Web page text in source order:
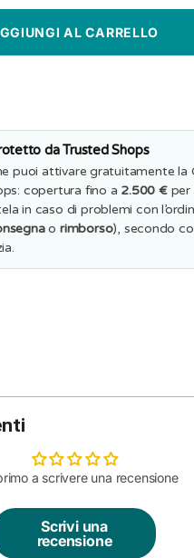
da Trusted Shops
puoi attivare gratuitamente la
copertura fino a 2.500 €per
in caso di problemi con
orimborso), secondo
a scrivere una recensione
Scrivi una
recensione